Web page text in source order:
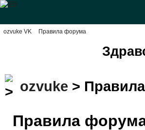
ozvuke VK Правила форума
ozvuke >
Правила